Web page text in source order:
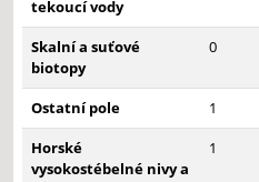
tekoucí vody
Skalní a suťové
biotopy
0
Ostatní pole 1
Horské
vysokostébelné nivy a
1